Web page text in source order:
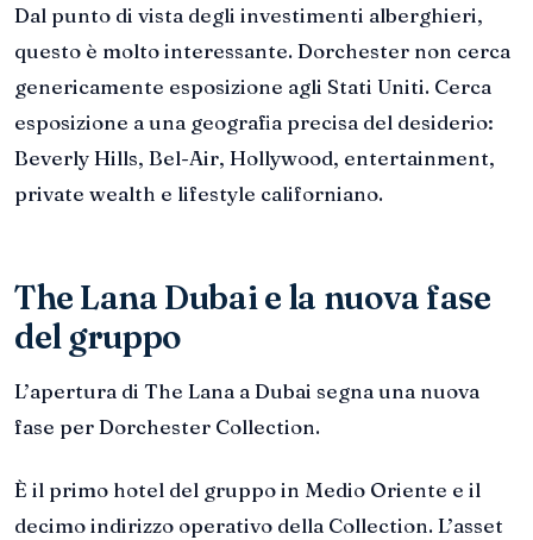
Dal punto di vista degli investimenti alberghieri,
questo è molto interessante. Dorchester non cerca
genericamente esposizione agli Stati Uniti. Cerca
esposizione a una geografia precisa del desiderio:
Beverly Hills, Bel-Air, Hollywood, entertainment,
private wealth e lifestyle californiano.
The Lana Dubai e la nuova fase
del gruppo
L’apertura di The Lana a Dubai segna una nuova
fase per Dorchester Collection.
È il primo hotel del gruppo in Medio Oriente e il
decimo indirizzo operativo della Collection. L’asset